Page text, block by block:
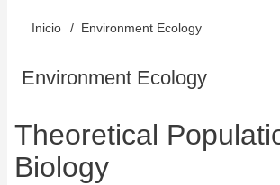
Sobrescribir
enlaces
ayuda
a
Inicio Environment Ecology
Environment Ecology
Theoretical
Biology